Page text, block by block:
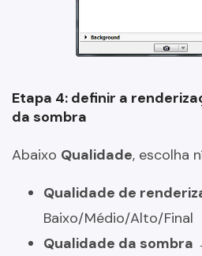
Etapa 4: definir a
da sombra
Abaixo Qualidade, escolha
Qualidade de
Baixo/Médio/Alto/Final
Qualidade da sombra